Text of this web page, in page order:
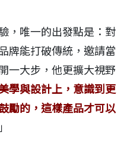
，唯一的出發點是：對
牌能打破傳統，邀請當
一大步，他更擴大視野
學與設計上，意識到更
勵的，這樣產品才可以